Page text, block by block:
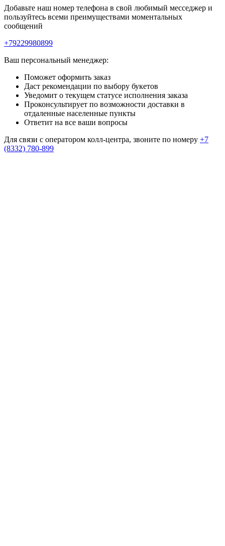
Добавьте наш номер телефона в свой любимый месседжер и
пользуйтесь всеми преимуществами моментальных
сообщений
+79229980899
Ваш персональный менеджер:
Поможет оформить заказ
Даст рекомендации по выбору букетов
Уведомит о текущем статусе исполнения заказа
Проконсультирует по возможности доставки в
отдаленные населенные пункты
Ответит на все ваши вопросы
Для связи с оператором колл-центра, звоните по номеру +7
(8332) 780-899